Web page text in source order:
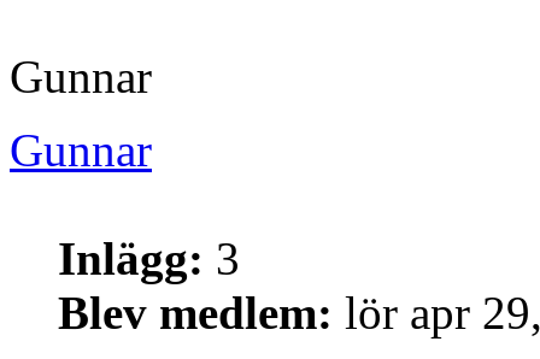
Gunnar
Gunnar
Inlägg: 3
Blev medlem: lör apr